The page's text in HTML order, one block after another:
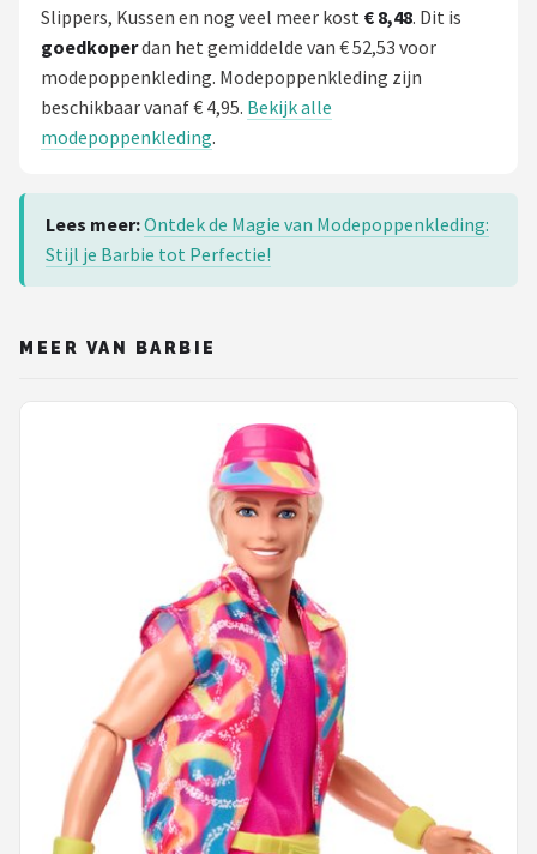
Slippers, Kussen en nog veel meer kost € 8,48. Dit is
goedkoperdan het gemiddelde van € 52,53 voor
modepoppenkleding. Modepoppenkleding zijn
beschikbaar vanaf € 4,95. Bekijk alle
modepoppenkleding.
Lees meer:Ontdek de Magie van Modepoppenkleding:
Stijl je Barbie tot Perfectie!
MEER VAN BARBIE